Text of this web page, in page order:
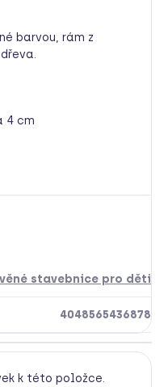
barvou, rám z
4 cm
stavebnice pro děti
4048565436878
k této položce.